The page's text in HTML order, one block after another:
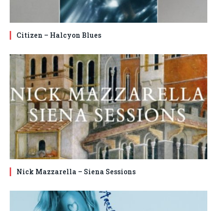
Citizen – Halcyon Blues
Nick Mazzarella – Siena Sessions